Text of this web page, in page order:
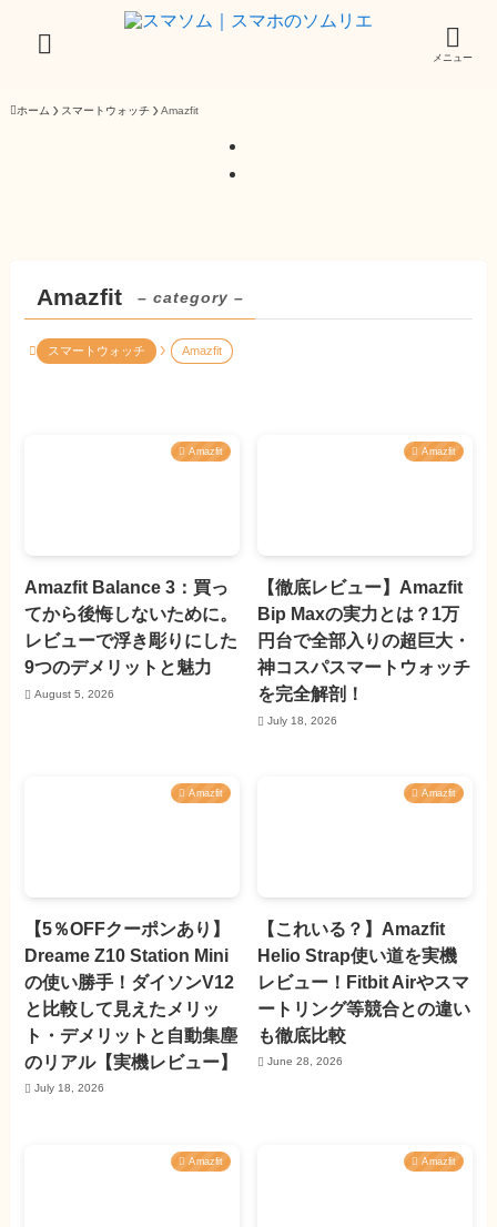
メニュー
ホーム スマートウォッチ Amazfit
Amazfit – category –
スマートウォッチ Amazfit
Amazfit
Amazfit Balance 3：買っ
てから後悔しないために。
レビューで浮き彫りにした
9つのデメリットと魅力
August 5, 2026
Amazfit
【徹底レビュー】Amazfit
Bip Maxの実力とは？1万
円台で全部入りの超巨大・
神コスパスマートウォッチ
を完全解剖！
July 18, 2026
Amazfit
【5％OFFクーポンあり】
Dreame Z10 Station Mini
の使い勝手！ダイソンV12
と比較して見えたメリッ
ト・デメリットと自動集塵
のリアル【実機レビュー】
July 18, 2026
Amazfit
【これいる？】Amazfit
Helio Strap使い道を実機
レビュー！Fitbit Airやスマ
ートリング等競合との違い
も徹底比較
June 28, 2026
Amazfit Amazfit